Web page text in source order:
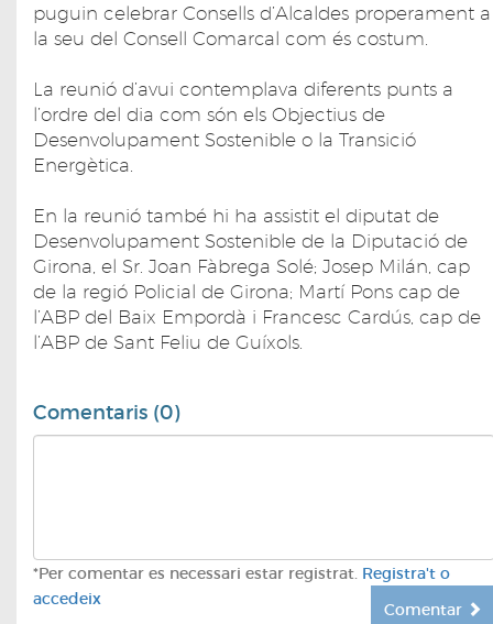
puguin celebrar Consells d’Alcaldes properament a
la seu del Consell Comarcal com és costum.
La reunió d’avui contemplava diferents punts a
l’ordre del dia com són els Objectius de
Desenvolupament Sostenible o la Transició
Energètica.
En la reunió també hi ha assistit el diputat de
Desenvolupament Sostenible de la Diputació de
Girona, el Sr. Joan Fàbrega Solé; Josep Milán, cap
de la regió Policial de Girona; Martí Pons cap de
l’ABP del Baix Empordà i Francesc Cardús, cap de
l’ABP de Sant Feliu de Guíxols.
Comentaris (0)
*Per comentar es necessari estar registrat. Registra't o
accedeix
Comentar